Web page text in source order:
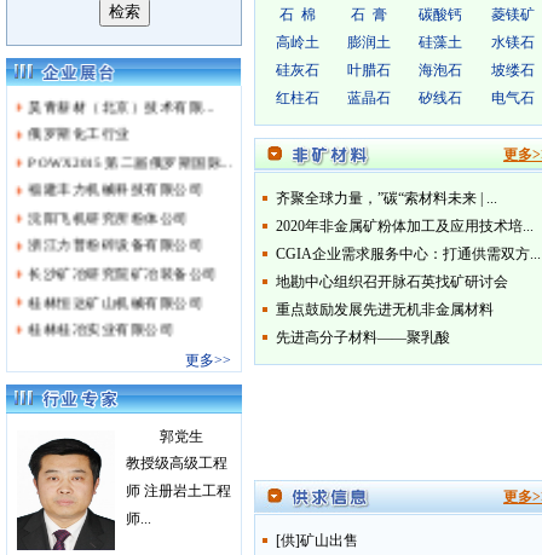
CGIA企业需求服务中心：打...
甘肃总队找矿突破硕果累累
桂林桂冶实业有限公司
合肥中亚建材装备有限责任...
江苏省扬中市汉邦包装材料厂
开封市剑强磁选设备厂
赣州金环磁选设备有限公司
江苏省宜兴市泰和机械有限...
上海细创粉体装备有限公司
更多>>
郭党生
教授级高级工程
师 注册岩土工程
师...
石 棉
石 膏 碳酸钙
菱镁矿
高岭土
膨润土 硅藻土
水镁石
硅灰石
叶腊石 海泡石
坡缕石
红柱石
蓝晶石 矽线石 电气石
更多
齐聚全球力量，”碳“索材料未来 | ...
2020年非金属矿粉体加工及应用技术培...
CGIA企业需求服务中心：打通供需双方...
地勘中心组织召开脉石英找矿研讨会
重点鼓励发展先进无机非金属材料
先进高分子材料——聚乳酸
更多
[供]矿山出售